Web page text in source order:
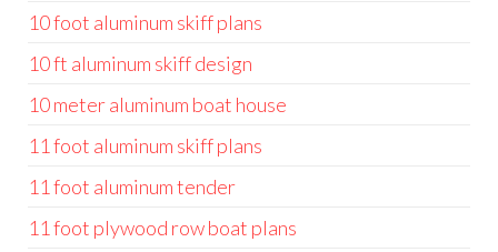
10 foot aluminum skiff plans
10 ft aluminum skiff design
10 meter aluminum boat house
11 foot aluminum skiff plans
11 foot aluminum tender
11 foot plywood row boat plans